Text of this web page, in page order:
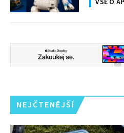
zdarma
NEJČTENĚJŠÍ